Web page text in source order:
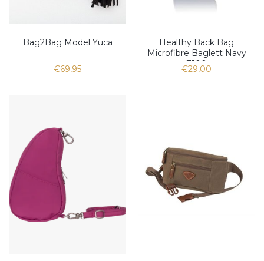
Bag2Bag Model Yuca
€69,95
Healthy Back Bag
Microfibre Baglett Navy
7100
€29,00